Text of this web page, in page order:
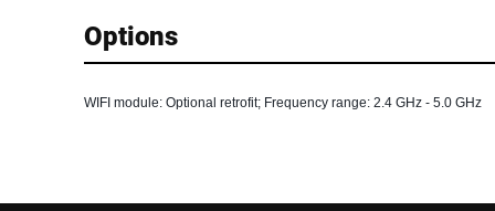
Options
WIFI module: Optional retrofit; Frequency range: 2.4 GHz - 5.0 GHz